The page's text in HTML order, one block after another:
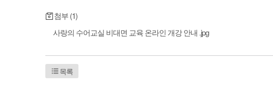
첨부 (1)
사랑의 수어교실 비대면 교육 온라인 개강 안내 .jpg
목록